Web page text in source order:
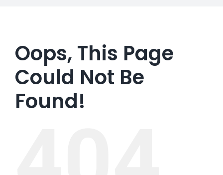
Oops, This Page
Could Not Be
Found!